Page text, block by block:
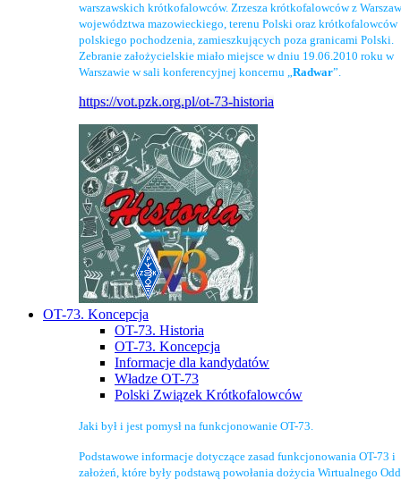
warszawskich krótkofalowców. Zrzesza krótkofalowców z
województwa mazowieckiego, terenu Polski oraz krótkofalowców
polskiego pochodzenia, zamieszkujących poza granicami Polski.
Zebranie założycielskie miało miejsce w dniu 19.06.2010 roku w
Warszawie w sali konferencyjnej koncernu „Radwar”.
https://vot.pzk.org.pl/ot-73-historia
OT-73. Koncepcja
OT-73. Historia
OT-73. Koncepcja
Informacje dla kandydatów
Władze OT-73
Polski Związek Krótkofalowców
Jaki był i jest pomysł na funkcjonowanie OT-73.
Podstawowe informacje dotyczące zasad funkcjonowania OT-73 i
założeń, które były podstawą powołania dożycia Wirtualnego